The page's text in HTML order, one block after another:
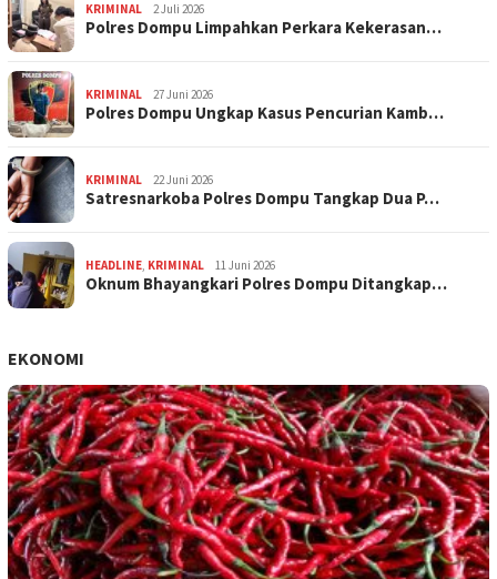
KRIMINAL 2 Juli 2026
Polres Dompu Limpahkan Perkara Kekerasan…
KRIMINAL 27 Juni 2026
Polres Dompu Ungkap Kasus Pencurian Kamb…
KRIMINAL 22 Juni 2026
Satresnarkoba Polres Dompu Tangkap Dua P…
HEADLINE, KRIMINAL 11 Juni 2026
Oknum Bhayangkari Polres Dompu Ditangkap…
EKONOMI